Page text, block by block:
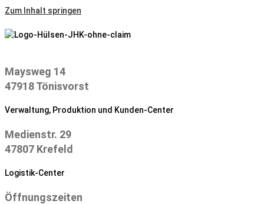
Zum Inhalt springen
Maysweg 14
47918 Tönisvorst
Verwaltung, Produktion und Kunden-Center
Medienstr. 29
47807 Krefeld
Logistik-Center
Öffnungszeiten